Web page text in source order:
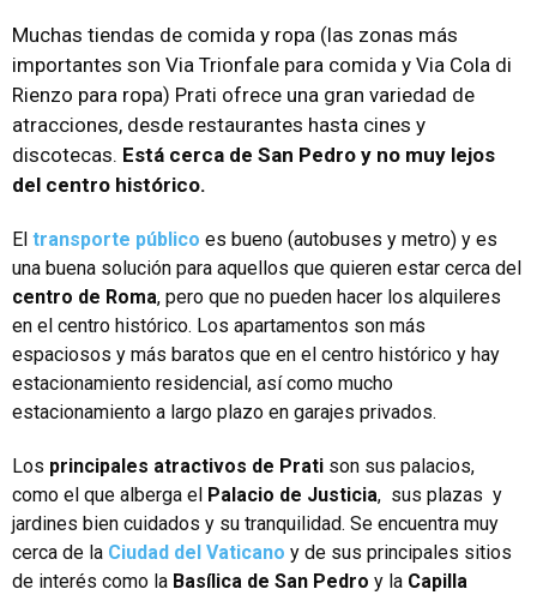
Muchas tiendas de comida y ropa (las zonas más
importantes son Via Trionfale para comida y Via Cola di
Rienzo para ropa) Prati ofrece una gran variedad de
atracciones, desde restaurantes hasta cines y
discotecas. Está cerca de San Pedro y no muy lejos
del centro histórico.
El transporte público es bueno (autobuses y metro) y es
una buena solución para aquellos que quieren estar cerca del
centro de Roma, pero que no pueden hacer los alquileres
en el centro histórico. Los apartamentos son más
espaciosos y más baratos que en el centro histórico y hay
estacionamiento residencial, así como mucho
estacionamiento a largo plazo en garajes privados.
Los principales atractivos de Prati son sus palacios,
como el que alberga el Palacio de Justicia, sus plazas y
jardines bien cuidados y su tranquilidad. Se encuentra muy
cerca de la Ciudad del Vaticano y de sus principales sitios
de interés como la Basílica de San Pedro y la Capilla